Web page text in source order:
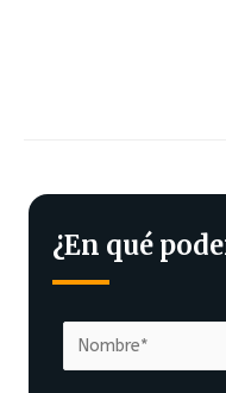
¿En qué